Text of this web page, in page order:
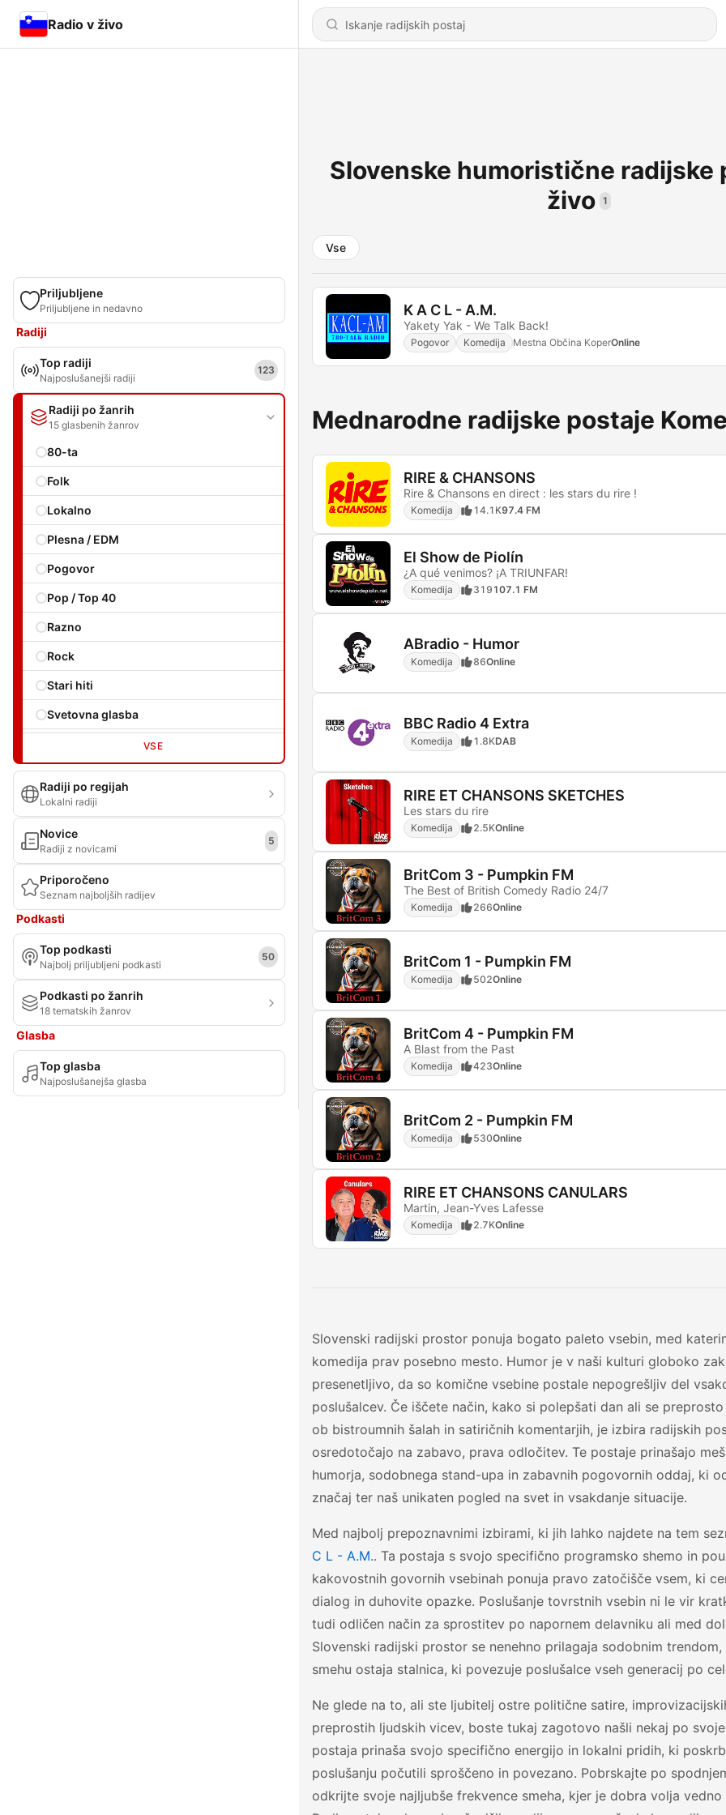
Radio v živo
Priljubljene
Priljubljene in nedavno
Radiji
Top radiji
Najposlušanejši radiji
123
Radiji po žanrih
15 glasbenih žanrov
80-ta
Folk
Lokalno
Plesna / EDM
Pogovor
Pop / Top 40
Razno
Rock
Stari hiti
Svetovna glasba
VSE
Radiji po regijah
Lokalni radiji
Novice
Radiji z novicami
5
Priporočeno
Seznam najboljših radijev
Podkasti
Top podkasti
Najbolj priljubljeni podkasti
50
Podkasti po žanrih
18 tematskih žanrov
Glasba
Top glasba
Najposlušanejša glasba
Slovenske humoristične radijske
živo 1
Vse
K A C L - A.M.
Yakety Yak - We Talk Back!
Pogovor Komedija Mestna Občina KoperOnline
Mednarodne radijske postaje
RIRE & CHANSONS
Rire & Chansons en direct : les stars du rire !
Komedija 14.1K97.4 FM
El Show de Piolín
¿A qué venimos? ¡A TRIUNFAR!
Komedija 319107.1 FM
ABradio - Humor
Komedija 86Online
BBC Radio 4 Extra
Komedija 1.8KDAB
RIRE ET CHANSONS SKETCHES
Les stars du rire
Komedija 2.5KOnline
BritCom 3 - Pumpkin FM
The Best of British Comedy Radio 24/7
Komedija 266Online
BritCom 1 - Pumpkin FM
Komedija 502Online
BritCom 4 - Pumpkin FM
A Blast from the Past
Komedija 423Online
BritCom 2 - Pumpkin FM
Komedija 530Online
RIRE ET CHANSONS CANULARS
Martin, Jean-Yves Lafesse
Komedija 2.7KOnline
Slovenski radijski prostor ponuja bogato paleto vsebin, med
komedija prav posebno mesto. Humor je v naši kulturi globoko
presenetljivo, da so komične vsebine postale nepogrešljiv del
poslušalcev. Če iščete način, kako si polepšati dan ali se
ob bistroumnih šalah in satiričnih komentarjih, je izbira radijskih
osredotočajo na zabavo, prava odločitev. Te postaje prinašajo
humorja, sodobnega stand-upa in zabavnih pogovornih oddaj, ki
značaj ter naš unikaten pogled na svet in vsakdanje situacije.
Med najbolj prepoznavnimi izbirami, ki jih lahko najdete na tem
C L - A.M.. Ta postaja s svojo specifično programsko shemo in
kakovostnih govornih vsebinah ponuja pravo zatočišče vsem, ki
dialog in duhovite opazke. Poslušanje tovrstnih vsebin ni le vir
tudi odličen način za sprostitev po napornem delavniku ali med
Slovenski radijski prostor se nenehno prilagaja sodobnim
smehu ostaja stalnica, ki povezuje poslušalce vseh generacij po
Ne glede na to, ali ste ljubitelj ostre politične satire,
preprostih ljudskih vicev, boste tukaj zagotovo našli nekaj po
postaja prinaša svojo specifično energijo in lokalni pridih, ki
poslušanju počutili sproščeno in povezano. Pobrskajte po
odkrijte svoje najljubše frekvence smeha, kjer je dobra volja vedno